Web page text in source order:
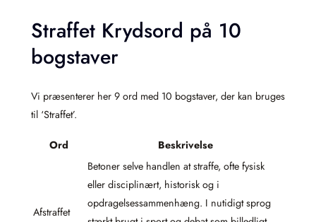
Straffet Krydsord på 10
bogstaver
Vi præsenterer her 9 ord med 10 bogstaver, der kan bruges
til ‘Straffet’.
Ord Beskrivelse
Afstraffet
Betoner selve handlen at straffe, ofte fysisk
eller disciplinært, historisk og i
opdragelsessammenhæng. I nutidigt sprog